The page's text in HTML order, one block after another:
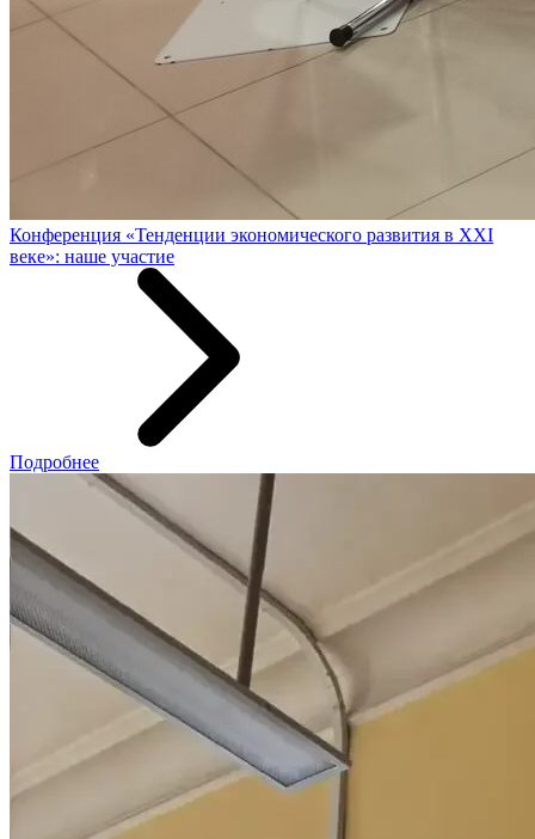
Конференция «Тенденции экономического развития в XXI
веке»: наше участие
Подробнее